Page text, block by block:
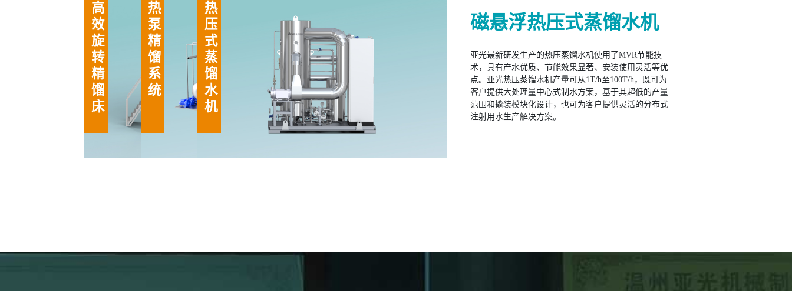
高效旋转精馏床 高效旋转精馏床
高效旋转精馏床是一种新型高效的精馏设备，是传统精
馏塔的替代者，主要应用于有机溶剂的回收和产品的分
离提纯。
了解详情
热泵精馏系统 MVR热泵精馏系统
MVR热泵精馏系统以高效旋转精馏床为基础，利用离心
力场代替重力场，强化相与相之间的相对速度和相互接
触，通过强化传质传热来提高分离效率缩小设备体积。
通过在系统中引入适用于小流量、大压比的螺杆式蒸汽
压缩机，即可实现MVR循环热泵精馏。
了解详情
热压式蒸馏水机 磁悬浮热压式蒸馏水机
亚光最新研发生产的热压蒸馏水机使用了MVR节能技
术，具有产水优质、节能效果显著、安装使用灵活等优
点。亚光热压蒸馏水机产量可从1T/h至100T/h，既可为
客户提供大处理量中心式制水方案，基于其超低的产量
范围和撬装模块化设计，也可为客户提供灵活的分布式
注射用水生产解决方案。